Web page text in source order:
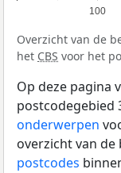
100
Overzicht van de
het CBS voor het
Op deze pagina
postcodegebied
onderwerpen
overzicht van
postcodes